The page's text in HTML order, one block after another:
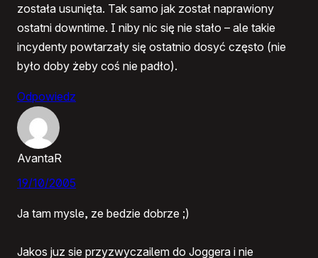
została usunięta. Tak samo jak został naprawiony
ostatni downtime. I niby nic się nie stało – ale takie
incydenty powtarzały się ostatnio dosyć często (nie
było doby żeby coś nie padło).
Odpowiedz
AvantaR
19/10/2005
Ja tam mysle, ze bedzie dobrze ;)
Jakos juz sie przyzwyczailem do Joggera i nie